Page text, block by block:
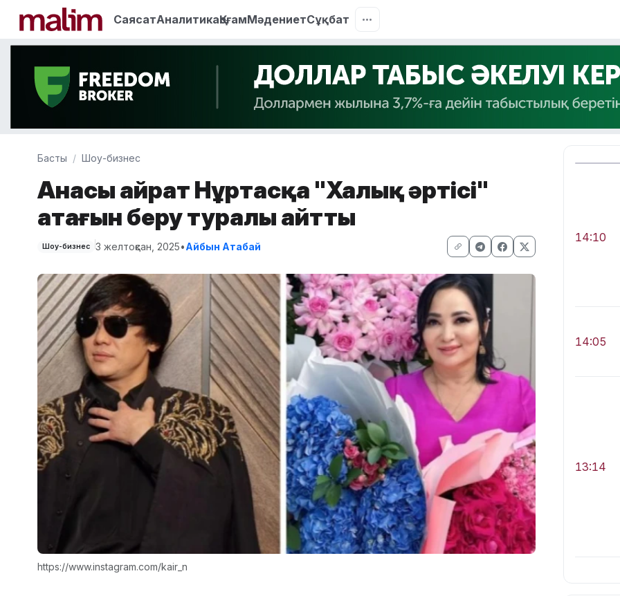
СаясатАналитикаҚоғамМәдениетСұқбат
Басты Шоу-бизнес
Анасы Қайрат Нұртасқа "Халық әртісі"
атағын беру туралы айтты
Шоу-бизнес 3 желтоқсан, 2025•Айбын Атабай
https://www.instagram.com/kair_n
14:10
14:05
13:14